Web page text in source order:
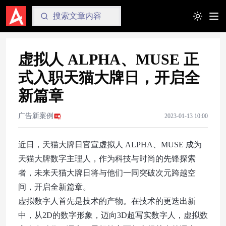
Toggle
虚拟人 ALPHA、MUSE 正
式入职天猫大牌日，开启全
新篇章
广告新案例 2023-01-13 10:00
近日，天猫大牌日官宣虚拟人 ALPHA、MUSE 成为
天猫大牌数字主理人，作为科技与时尚的先锋探索
者，未来天猫大牌日将与他们一同突破次元跨越空
间，开启全新篇章。
虚拟数字人首先是技术的产物。在技术的更迭出新
中，从2D的数字形象，迈向3D超写实数字人，虚拟数